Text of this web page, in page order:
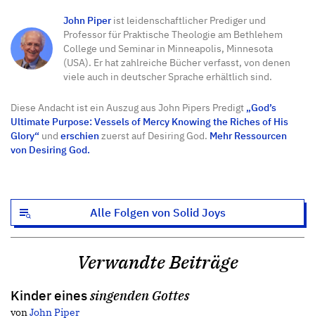
John Piperist leidenschaftlicher Prediger und
Professor für Praktische Theologie am Bethlehem
College und Seminar in Minneapolis, Minnesota
(USA). Er hat zahlreiche Bücher verfasst, von denen
viele auch in deutscher Sprache erhältlich sind.
Diese Andacht ist ein Auszug aus John Pipers Predigt „God’s
Ultimate Purpose: Vessels of Mercy Knowing the Riches of His
Glory“ und erschienzuerst auf Desiring God. Mehr Ressourcen
von Desiring God.
Alle Folgen von Solid Joys
Verwandte Beiträge
Kinder einessingenden Gottes
vonJohn Piper